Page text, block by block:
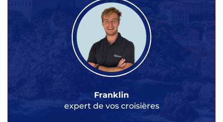
Franklin
expert de vos croisières